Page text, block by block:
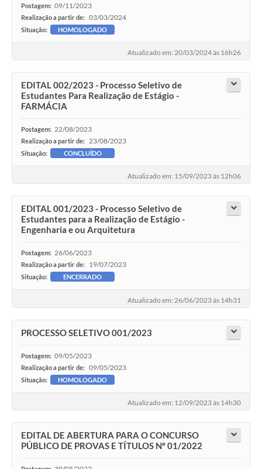
Postagem: 09/11/2023
Realização a partir de: 03/03/2024
Situação: HOMOLOGADO
Atualizado em: 20/03/2024 às 16h26
EDITAL 002/2023 - Processo Seletivo de
Estudantes Para Realização de Estágio -
FARMÁCIA
Postagem: 22/08/2023
Realização a partir de: 23/08/2023
Situação: CONCLUÍDO
Atualizado em: 15/09/2023 às 12h06
EDITAL 001/2023 - Processo Seletivo de
Estudantes para a Realização de Estágio -
Engenharia e ou Arquitetura
Postagem: 26/06/2023
Realização a partir de: 19/07/2023
Situação: ENCERRADO
Atualizado em: 26/06/2023 às 14h31
PROCESSO SELETIVO 001/2023
Postagem: 09/05/2023
Realização a partir de: 09/05/2023
Situação: HOMOLOGADO
Atualizado em: 12/09/2023 às 14h30
EDITAL DE ABERTURA PARA O CONCURSO
PÚBLICO DE PROVAS E TÍTULOS Nº 01/2022